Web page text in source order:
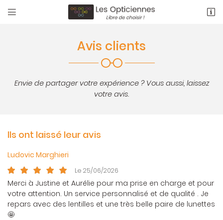
 
1 rue des Palmiers
 Adresse email de réception
En cochant cette case, vous consentez à recevoir nos propositions
commerciales à l'adresse email indiqué ci-dessus. Vous pouvez vous
désinscrire à tout moment en utilisant le formulaire de désinscription.
INSCRIPTION
Avis clients
Envie de partager votre expérience ? Vous aussi, laissez
votre avis.
Ils ont laissé leur avis
Ludovic Marghieri
Le 25/06/2026
Merci à Justine et Aurélie pour ma prise en charge et pour
votre attention. Un service personnalisé et de qualité . Je
repars avec des lentilles et une très belle paire de lunettes
🤩